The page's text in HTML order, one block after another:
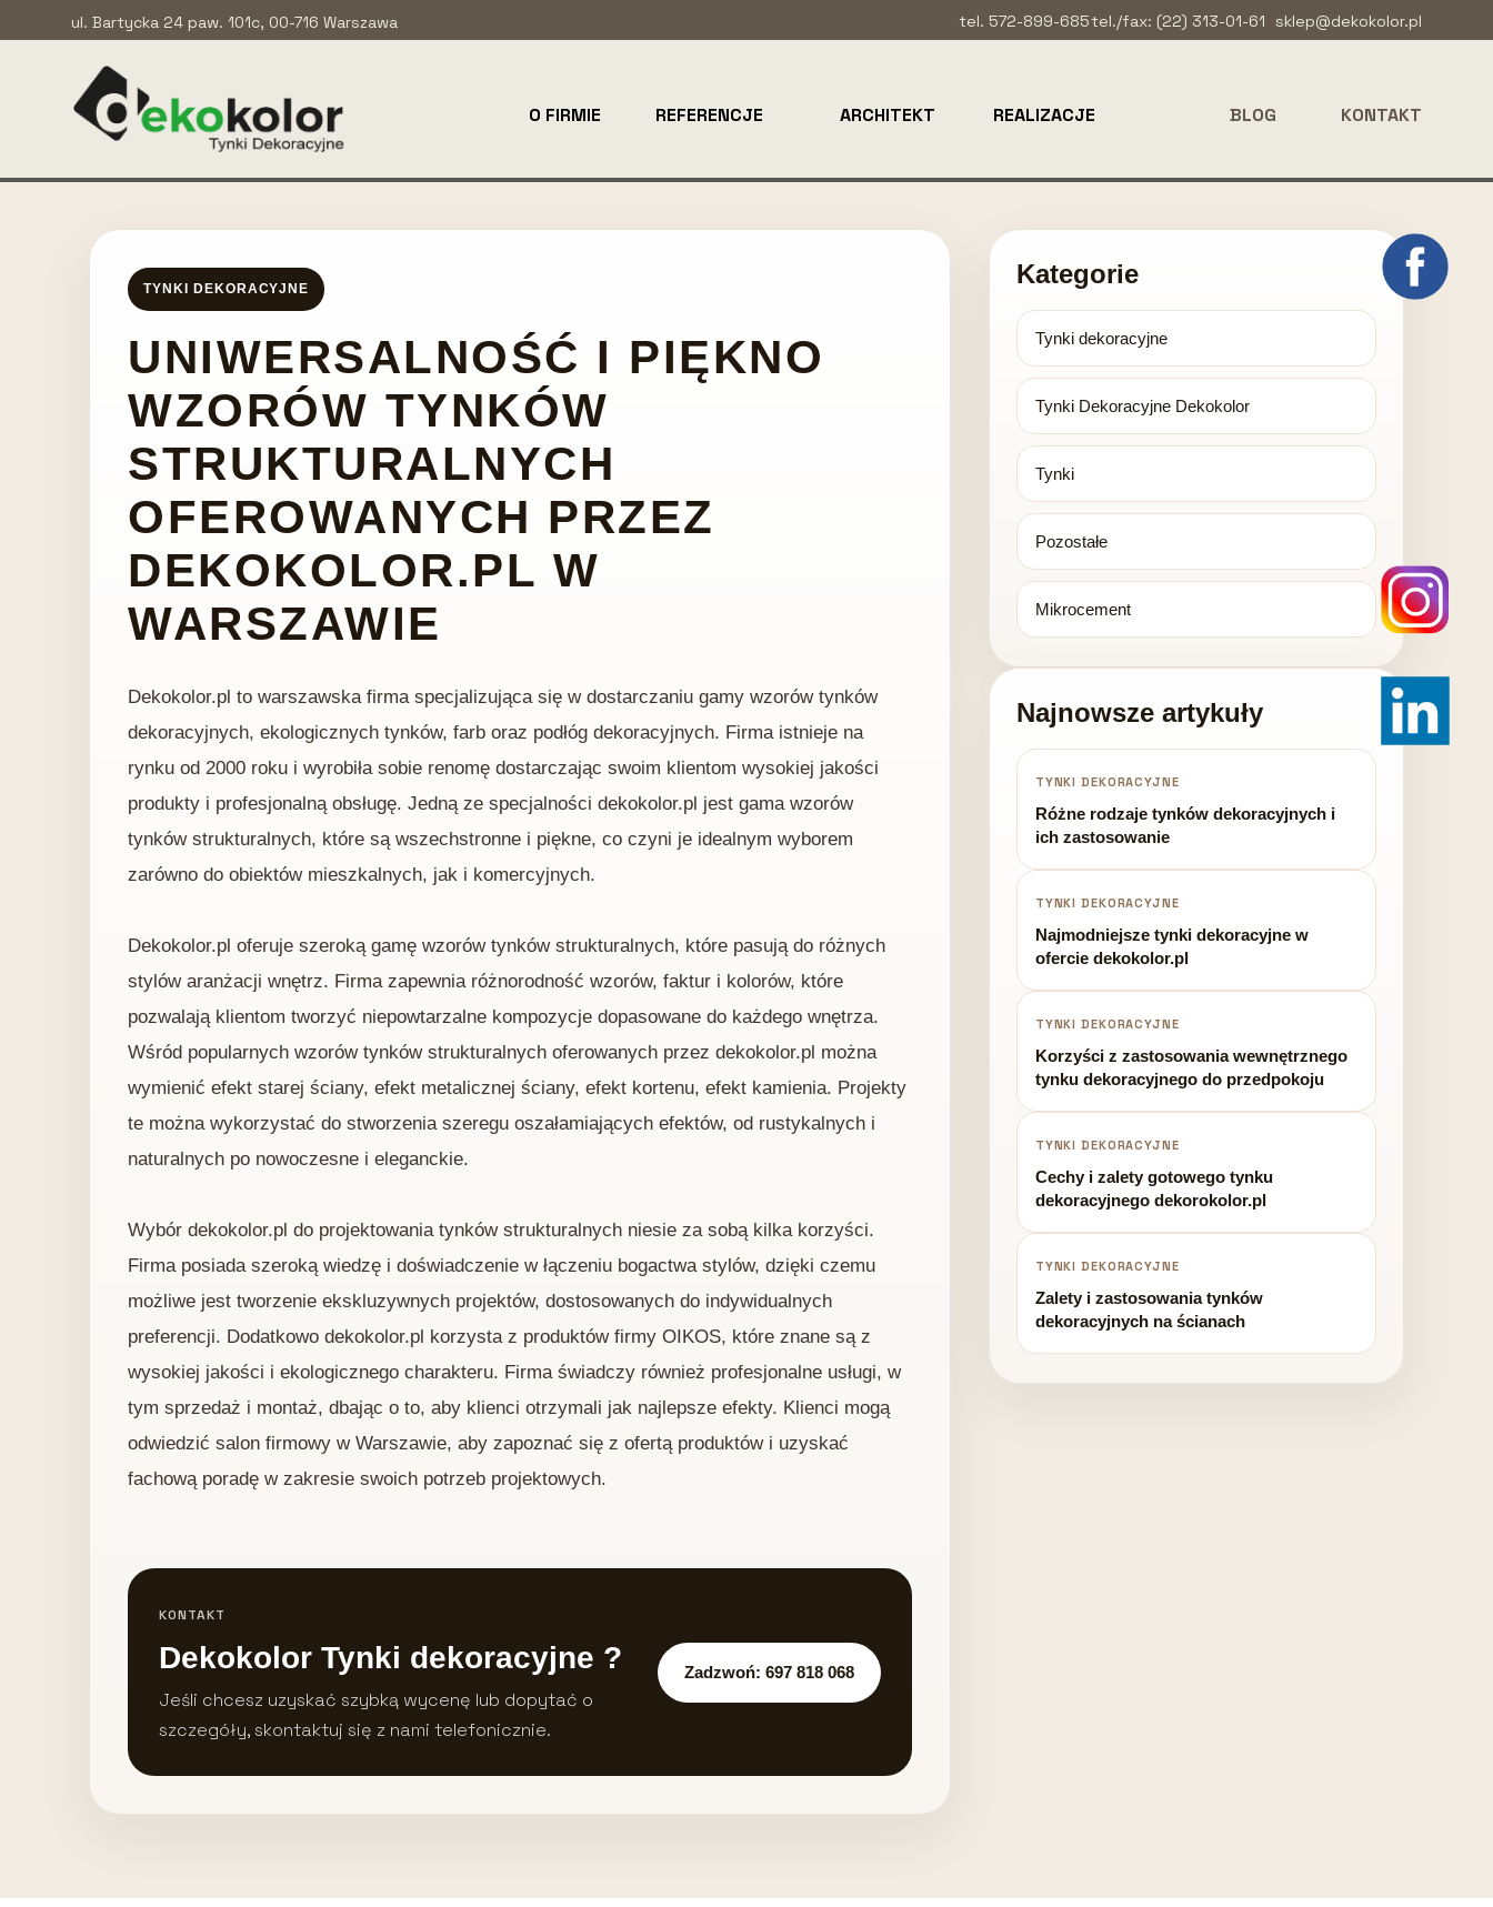
KONTAKT
BLOG
REALIZACJE
ARCHITEKT
REFERENCJE
O FIRMIE
ul. Bartycka 24 paw. 101c, 00-716 Warszawa sklep@dekokolor.pl
tel./fax: (22) 313-01-61
tel. 572-899-685
TYNKI DEKORACYJNE
UNIWERSALNOŚĆ I PIĘKNO
WZORÓW TYNKÓW
STRUKTURALNYCH
OFEROWANYCH PRZEZ
DEKOKOLOR.PL W
WARSZAWIE
Dekokolor.pl to warszawska firma specjalizująca się w dostarczaniu gamy wzorów tynków
dekoracyjnych, ekologicznych tynków, farb oraz podłóg dekoracyjnych. Firma istnieje na
rynku od 2000 roku i wyrobiła sobie renomę dostarczając swoim klientom wysokiej jakości
produkty i profesjonalną obsługę. Jedną ze specjalności dekokolor.pl jest gama wzorów
tynków strukturalnych, które są wszechstronne i piękne, co czyni je idealnym wyborem
zarówno do obiektów mieszkalnych, jak i komercyjnych.
Dekokolor.pl oferuje szeroką gamę wzorów tynków strukturalnych, które pasują do różnych
stylów aranżacji wnętrz. Firma zapewnia różnorodność wzorów, faktur i kolorów, które
pozwalają klientom tworzyć niepowtarzalne kompozycje dopasowane do każdego wnętrza.
Wśród popularnych wzorów tynków strukturalnych oferowanych przez dekokolor.pl można
wymienić efekt starej ściany, efekt metalicznej ściany, efekt kortenu, efekt kamienia. Projekty
te można wykorzystać do stworzenia szeregu oszałamiających efektów, od rustykalnych i
naturalnych po nowoczesne i eleganckie.
Wybór dekokolor.pl do projektowania tynków strukturalnych niesie za sobą kilka korzyści.
Firma posiada szeroką wiedzę i doświadczenie w łączeniu bogactwa stylów, dzięki czemu
możliwe jest tworzenie ekskluzywnych projektów, dostosowanych do indywidualnych
preferencji. Dodatkowo dekokolor.pl korzysta z produktów firmy OIKOS, które znane są z
wysokiej jakości i ekologicznego charakteru. Firma świadczy również profesjonalne usługi, w
tym sprzedaż i montaż, dbając o to, aby klienci otrzymali jak najlepsze efekty. Klienci mogą
odwiedzić salon firmowy w Warszawie, aby zapoznać się z ofertą produktów i uzyskać
fachową poradę w zakresie swoich potrzeb projektowych.
KONTAKT
Dekokolor Tynki dekoracyjne ?
Jeśli chcesz uzyskać szybką wycenę lub dopytać o
szczegóły, skontaktuj się z nami telefonicznie.
Zadzwoń: 697 818 068
Kategorie
Tynki dekoracyjne
Tynki Dekoracyjne Dekokolor
Tynki
Pozostałe
Mikrocement
Najnowsze artykuły
TYNKI DEKORACYJNE
Różne rodzaje tynków dekoracyjnych i
ich zastosowanie
TYNKI DEKORACYJNE
Najmodniejsze tynki dekoracyjne w
ofercie dekokolor.pl
TYNKI DEKORACYJNE
Korzyści z zastosowania wewnętrznego
tynku dekoracyjnego do przedpokoju
TYNKI DEKORACYJNE
Cechy i zalety gotowego tynku
dekoracyjnego dekorokolor.pl
TYNKI DEKORACYJNE
Zalety i zastosowania tynków
dekoracyjnych na ścianach